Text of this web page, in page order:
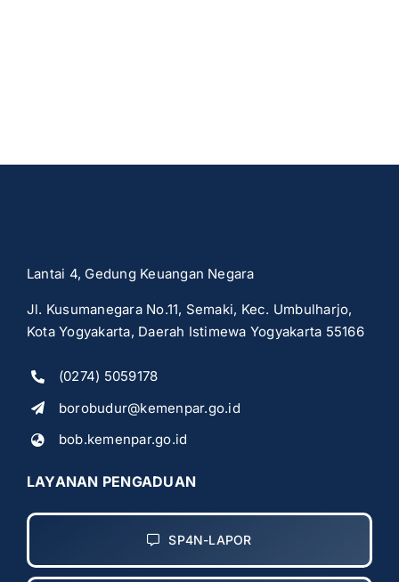
Lantai 4, Gedung Keuangan Negara
Jl. Kusumanegara No.11, Semaki, Kec. Umbulharjo,
Kota Yogyakarta, Daerah Istimewa Yogyakarta 55166
(0274) 5059178
borobudur@kemenpar.go.id
bob.kemenpar.go.id
LAYANAN PENGADUAN
SP4N-LAPOR